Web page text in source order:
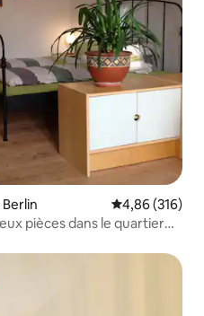
Évaluation
4,86 (316)
pièces dans le quartier